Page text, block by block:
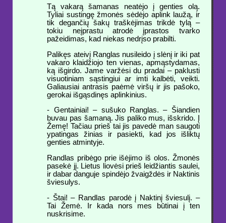
Tą vakarą šamanas neatėjo į genties olą.
Tyliai sustingę žmonės sėdėjo aplink laužą, ir
tik degančių šakų traškėjimas trikdė tylą –
tokiu neįprastu atrodė įprastos tvarko
pažeidimas, kad niekas nedrįso prabilti.
Palikęs ateivį Ranglas nusileido į slėnį ir iki pat
vakaro klaidžiojo ten vienas, apmąstydamas,
ką išgirdo. Jame varžėsi du pradai – paklusti
visuotiniam sąstingiui ar imti kalbėti, veikti.
Galiausiai antrasis paėmė viršų ir jis pašoko,
gerokai išgąsdinęs aplinkinius.
- Gentainiai! – sušuko Ranglas. – Šiandien
buvau pas šamaną. Jis paliko mus, išskrido. Į
Žemę! Tačiau prieš tai jis pavedė man saugoti
ypatingas žinias ir pasiekti, kad jos išliktų
genties atmintyje.
Randlas pribėgo prie išėjimo iš olos. Žmonės
pasekė jį. Lietus liovėsi prieš leidžiantis saulei,
ir dabar danguje spindėjo žvaigždės ir Naktinis
šviesulys.
- Štai! – Randlas parodė į Naktinį šviesulį. –
Tai Žemė. Ir kada nors mes būtinai į ten
nuskrisime.